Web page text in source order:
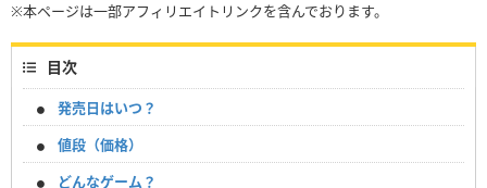
※本ページは一部アフィリエイトリンクを含んでおります。
目次
発売日はいつ？
値段（価格）
どんなゲーム？